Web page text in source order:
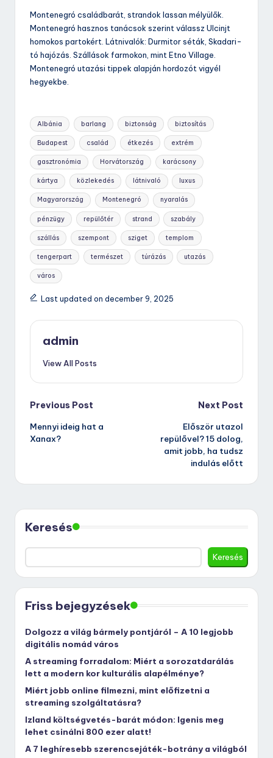
Montenegró családbarát, strandok lassan mélyülők.
Montenegró hasznos tanácsok szerint válassz Ulcinjt
homokos partokért. Látnivalók: Durmitor séták, Skadari-
tó hajózás. Szállások farmokon, mint Etno Village.
Montenegró utazási tippek alapján hordozót vigyél
hegyekbe.
Tags:
Albánia barlang biztonság biztosítás
Budapest család étkezés extrém
gasztronómia Horvátország karácsony
kártya közlekedés látnivaló luxus
Magyarország Montenegró nyaralás
pénzügy repülőtér strand szabály
szállás szempont sziget templom
tengerpart természet túrázás utazás
város
Last updated on december 9, 2025
admin
View All Posts
Post
navigation
Previous Post
Mennyi ideig hat a
Xanax?
Next Post
Először utazol
repülővel? 15 dolog,
amit jobb, ha tudsz
indulás előtt
Keresés
Keresés
Friss bejegyzések
Dolgozz a világ bármely pontjáról – A 10 legjobb
digitális nomád város
A streaming forradalom: Miért a sorozatdarálás
lett a modern kor kulturális alapélménye?
Miért jobb online filmezni, mint előfizetni a
streaming szolgáltatásra?
Izland költségvetés-barát módon: Igenis meg
lehet csinálni 800 ezer alatt!
A 7 leghíresebb szerencsejáték-botrány a világból